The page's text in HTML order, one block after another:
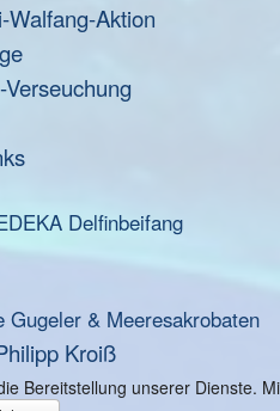
Walfang-Aktion
Delfinbeifang
Gugeler & Meeresakrobaten
Kroiß
Bereitstellung unserer Dienste.